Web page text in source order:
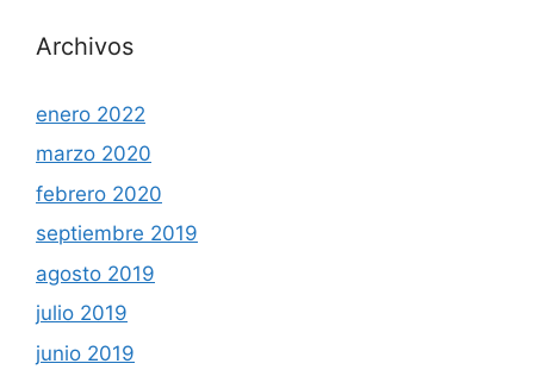
Archivos
enero 2022
marzo 2020
febrero 2020
septiembre 2019
agosto 2019
julio 2019
junio 2019